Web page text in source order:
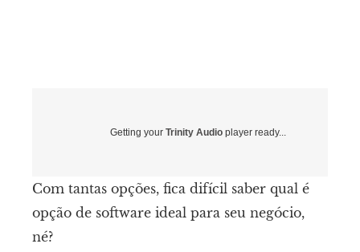
Getting your Trinity Audio player ready...
Com tantas opções, fica difícil saber qual é
opção de software ideal para seu negócio,
né?